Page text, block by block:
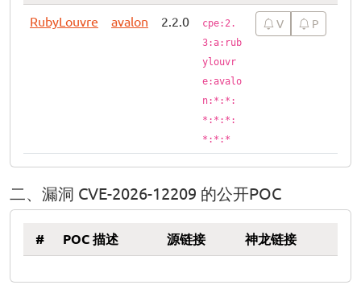
RubyLouvre avalon 2.2.0
cpe:2.
3:a:rub
ylouvr
e:avalo
n:*:*:
*:*:*:
*:*:*
V P
二、漏洞 CVE-2026-12209 的公开POC
# POC 描述 源链接 神龙链接